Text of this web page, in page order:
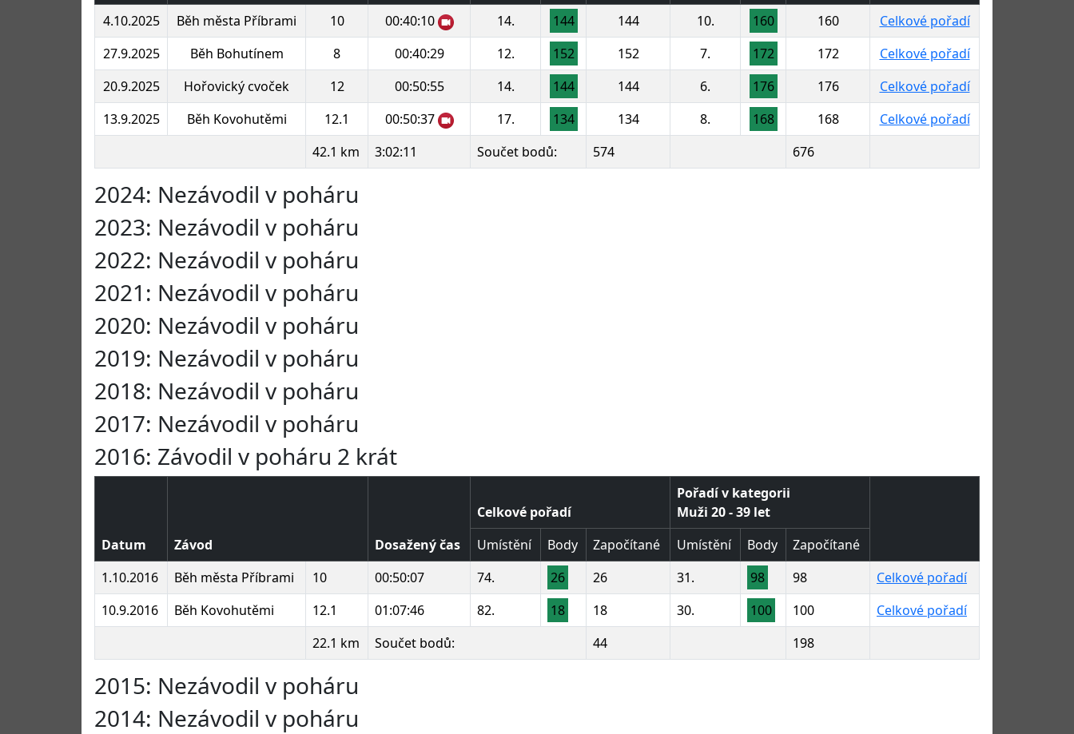
4.10.2025
Běh města Příbrami 10 00:40:10 14. 144 144 10. 160 160
Celkové pořadí
27.9.2025
Běh Bohutínem 8 00:40:29 12. 152 152 7. 172 172
Celkové pořadí
20.9.2025
Hořovický cvoček 12 00:50:55 14. 144 144 6. 176 176
Celkové pořadí
13.9.2025
Běh Kovohutěmi 12.1 00:50:37 17. 134 134 8. 168 168
Celkové pořadí
42.1 km
3:02:11 Součet bodů: 574 676
2024: Nezávodil v poháru
2023: Nezávodil v poháru
2022: Nezávodil v poháru
2021: Nezávodil v poháru
2020: Nezávodil v poháru
2019: Nezávodil v poháru
2018: Nezávodil v poháru
2017: Nezávodil v poháru
2016: Závodil v poháru 2 krát
Datum Závod Dosažený čas
Celkové pořadí
Pořadí v kategorii
Muži 20 - 39 let
Umístění
Body Započítané Umístění Body
Započítané
1.10.2016
Běh města Příbrami 10 00:50:07 74. 26 26 31. 98 98
Celkové pořadí
10.9.2016
Běh Kovohutěmi 12.1 01:07:46 82. 18 18 30. 100 100
Celkové pořadí
22.1 km
Součet bodů: 44 198
2015: Nezávodil v poháru
2014: Nezávodil v poháru